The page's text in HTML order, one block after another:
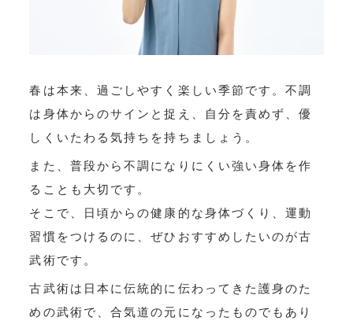
春は本来、過ごしやすく楽しい季節です。不調
は身体からのサインと捉え、自分を責めず、優
しくいたわる気持ちを持ちましょう。
また、普段から不調になりにくい強い身体を作
ることも大切です。
そこで、日頃からの健康的な身体づくり、運動
習慣をつけるのに、ぜひおすすめしたいのが古
武術です。
古武術は日本に伝統的に伝わってきた護身のた
めの武術で、合気道の元になったものでもあり